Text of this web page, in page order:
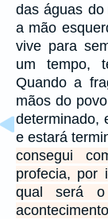
das águas
a mão
vive para
um tempo,
Quando a
mãos do
determinado,
e estará
consegui
profecia, por
qual será